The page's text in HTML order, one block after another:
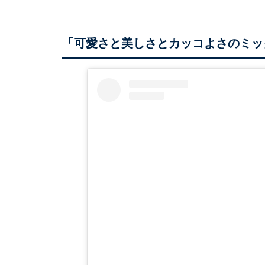
「可愛さと美しさとカッコよさのミ